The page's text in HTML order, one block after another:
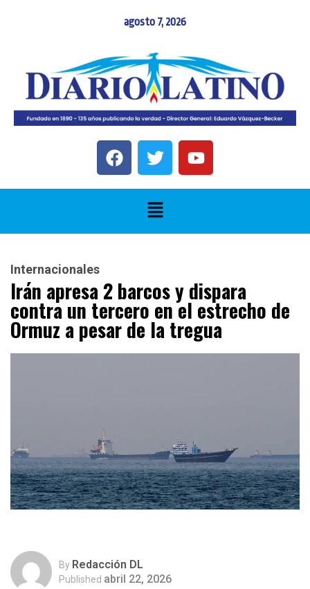
agosto 7, 2026
Internacionales
Irán apresa 2 barcos y dispara
contra un tercero en el estrecho de
Ormuz a pesar de la tregua
By Redacción DL
Published abril 22, 2026